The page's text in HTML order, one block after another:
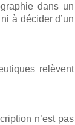
dans un
à décider d’un
relèvent
n’est pas